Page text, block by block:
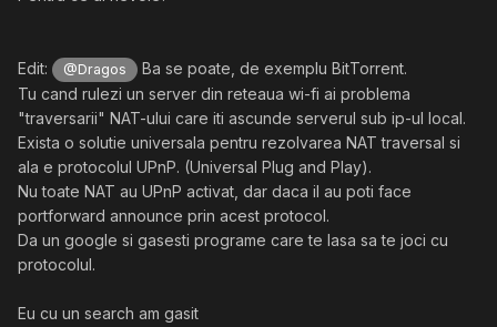
Edit: @Dragos
Ba se poate, de exemplu BitTorrent.
Tu cand rulezi un server din reteaua wi-fi ai problema
"traversarii" NAT-ului care iti ascunde serverul sub ip-ul local.
Exista o solutie universala pentru rezolvarea NAT traversal si
ala e protocolul UPnP. (Universal Plug and Play).
Nu toate NAT au UPnP activat, dar daca il au poti face
portforward announce prin acest protocol.
Da un google si gasesti programe care te lasa sa te joci cu
protocolul.
Eu cu un search am gasit